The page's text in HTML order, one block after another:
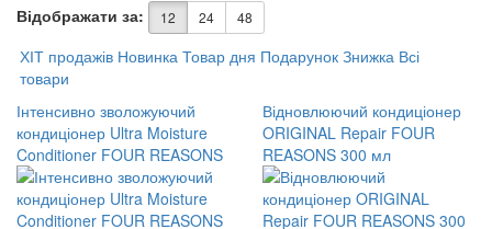
Відображати за:
12 24 48
ХІТ продажів Новинка Товар дня Подарунок Знижка Всі
товари
Інтенсивно зволожуючий
кондиціонер Ultra Moisture
Conditioner FOUR REASONS
Відновлюючий кондиціонер
ORIGINAL Repair FOUR
REASONS 300 мл